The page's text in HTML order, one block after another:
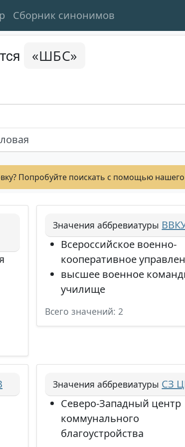
Сборник синонимов
«ШБС»
Попробуйте поискать с помощью нашего
Значения аббревиатуры
Всероссийское военно-
кооперативное
высшее военное
училище
Всего значений: 2
Значения аббревиатуры СЗ
Северо-Западный центр
коммунального
благоустройства